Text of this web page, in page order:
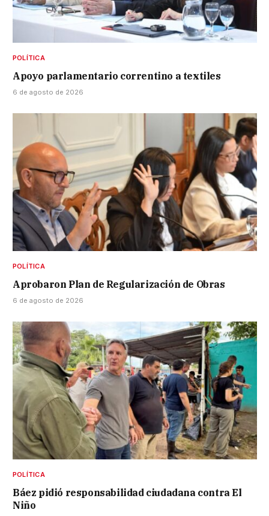
POLÍTICA
Apoyo parlamentario correntino a textiles
6 de agosto de 2026
POLÍTICA
Aprobaron Plan de Regularización de Obras
6 de agosto de 2026
POLÍTICA
Báez pidió responsabilidad ciudadana contra El
Niño